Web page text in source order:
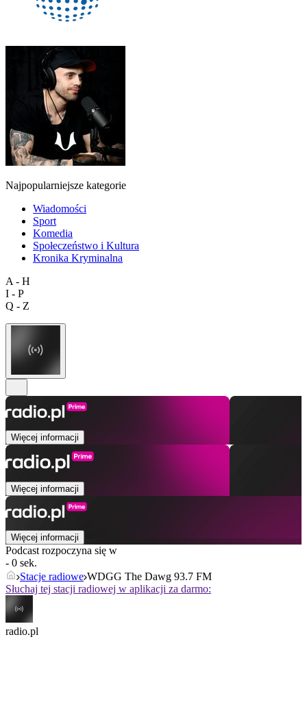
Najpopularniejsze kategorie
Wiadomości
Sport
Komedia
Społeczeństwo i Kultura
Kronika Kryminalna
A - H
I - P
Q - Z
Więcej informacji
Więcej informacji
Więcej informacji
Podcast rozpoczyna się w
- 0 sek.
Stacje radiowe WDGG The Dawg 93.7 FM
Słuchaj tej stacji radiowej w aplikacji za darmo:
radio.pl